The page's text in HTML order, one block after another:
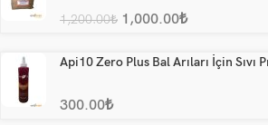
1,200.00₺ 1,000.00₺
Api10 Zero Plus Bal Arıları İçin Sıvı
300.00₺